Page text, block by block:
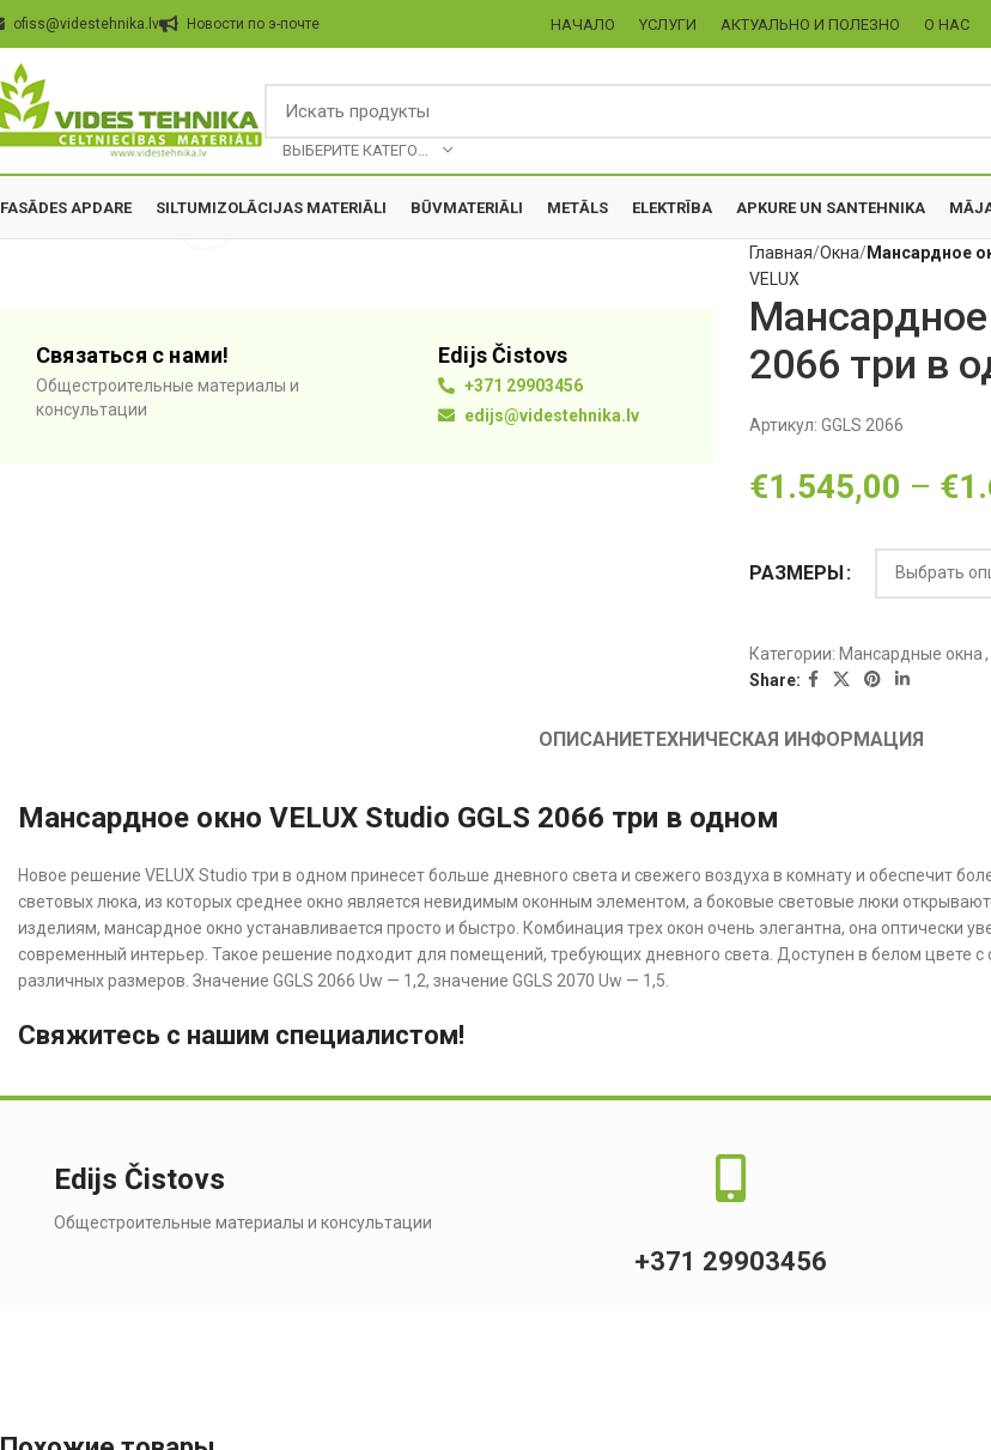
ofiss@videstehnika.lv Hовости по э-почте НАЧАЛО YСЛУГИ АКТУАЛЬНО И ПОЛЕЗНО О НАС
FASĀDES APDARE SILTUMIZOLĀCIJAS MATERIĀLI BŪVMATERIĀLI METĀLS ELEKTRĪBA APKURE UN SANTEHNIKA
Click to enlarge
Связаться с нами!
Общестроительные материалы и
консультации
Edijs Čistovs
+371 29903456
edijs@videstehnika.lv
Главная Oкна Мансардное
VELUX
Мансардное
2066 три в
Артикул: GGLS 2066
€1.545,00 – €
РАЗМЕРЫ
Категории: Мансардные окна,
Share:
ОПИСАНИЕТЕХНИЧЕСКАЯ ИНФОРМАЦИЯ
Мансардное окно VELUX Studio GGLS 2066 три в одном
Новое решение VELUX Studio три в одном принесет больше дневного света и свежего воздуха в комнату и обеспечит
световых люка, из которых среднее окно является невидимым оконным элементом, а боковые световые люки
изделиям, мансардное окно устанавливается просто и быстро. Комбинация трех окон очень элегантна, она оптически
современный интерьер. Такое решение подходит для помещений, требующих дневного света. Доступен в белом цвете
различных размеров. Значение GGLS 2066 Uw — 1,2, значение GGLS 2070 Uw — 1,5.
Свяжитесь с нашим специалистом!
Edijs Čistovs
Общестроительные материалы и консультации
+371 29903456